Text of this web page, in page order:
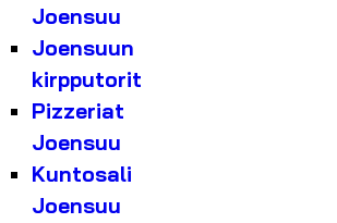
Joensuu
Joensuun
kirpputorit
Pizzeriat
Joensuu
Kuntosali
Joensuu